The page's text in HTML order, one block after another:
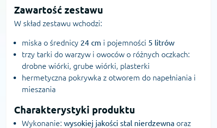
Zawartość zestawu
W skład zestawu wchodzi:
miska o średnicy 24 cm i pojemności 5 litrów
trzy tarki do warzyw i owoców o różnych oczkach:
drobne wiórki, grube wiórki, plasterki
hermetyczna pokrywka z otworem do napełniania i
mieszania
Charakterystyki produktu
Wykonanie: wysokiej jakości stal nierdzewna oraz